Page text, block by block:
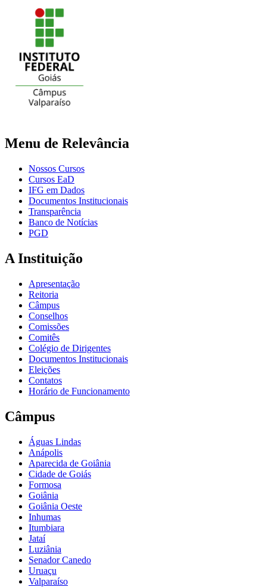
Menu de Relevância
Nossos Cursos
Cursos EaD
IFG em Dados
Documentos Institucionais
Transparência
Banco de Notícias
PGD
A Instituição
Apresentação
Reitoria
Câmpus
Conselhos
Comissões
Comitês
Colégio de Dirigentes
Documentos Institucionais
Eleições
Contatos
Horário de Funcionamento
Câmpus
Águas Lindas
Anápolis
Aparecida de Goiânia
Cidade de Goiás
Formosa
Goiânia
Goiânia Oeste
Inhumas
Itumbiara
Jataí
Luziânia
Senador Canedo
Uruaçu
Valparaíso